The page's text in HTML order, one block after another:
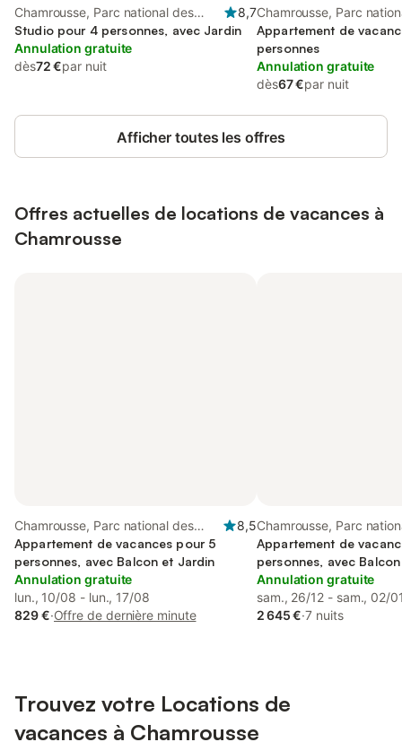
Chamrousse, Parc national des
Écrins
8,7
Studio pour 4 personnes, avec Jardin
Annulation gratuite
dès72 €par nuit
Chamrousse, Parc
Écrins
Appartement de
personnes
Annulation gratuite
dès67 €par nuit
Afficher toutes les offres
Offres actuelles de locations de vacances à
Chamrousse
Chamrousse, Parc national des
Écrins
8,5
Appartement de vacances pour 5
personnes, avec Balcon et Jardin
Annulation gratuite
lun., 10/08 - lun., 17/08
829 €·Offre de dernière minute
Chamrousse, Parc
Écrins
Appartement de
personnes, avec Balcon
Annulation gratuite
sam., 26/12 - sam., 02/
2 645 €·7 nuits
Trouvez votre Locations de
vacances à Chamrousse